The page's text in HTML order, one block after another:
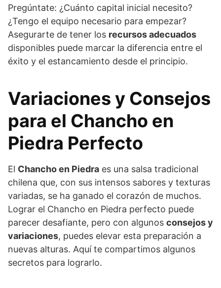
Pregúntate: ¿Cuánto capital inicial necesito?
¿Tengo el equipo necesario para empezar?
Asegurarte de tener los recursos adecuados
disponibles puede marcar la diferencia entre el
éxito y el estancamiento desde el principio.
Variaciones y Consejos
para el Chancho en
Piedra Perfecto
El Chancho en Piedra es una salsa tradicional
chilena que, con sus intensos sabores y texturas
variadas, se ha ganado el corazón de muchos.
Lograr el Chancho en Piedra perfecto puede
parecer desafiante, pero con algunos consejos y
variaciones, puedes elevar esta preparación a
nuevas alturas. Aquí te compartimos algunos
secretos para lograrlo.